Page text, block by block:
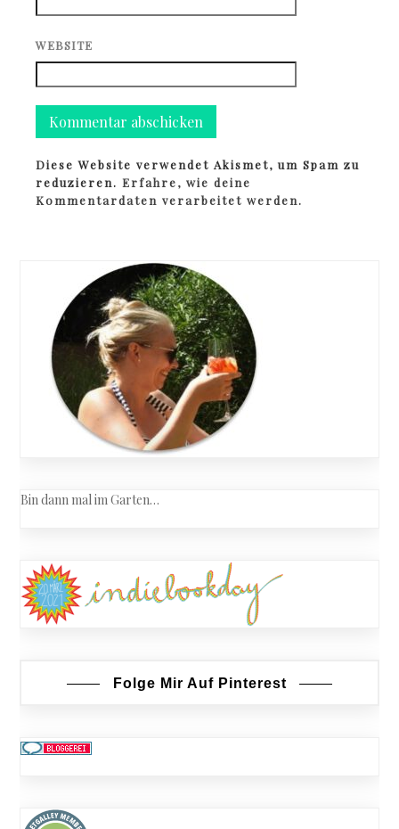
WEBSITE
Diese Website verwendet Akismet, um Spam zu
reduzieren.Erfahre, wie deine
Kommentardaten verarbeitet werden.
Bin dann mal im Garten…
Folge Mir Auf Pinterest